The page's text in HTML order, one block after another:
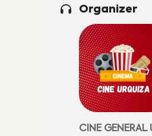
Organizer
CINE GENERAL